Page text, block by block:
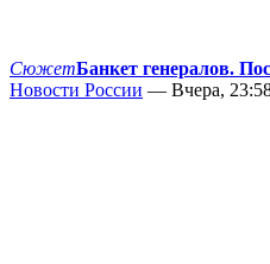
СюжетБанкет генералов.
Новости России — Вчера,